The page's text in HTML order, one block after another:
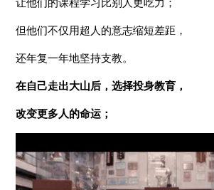
但他们不仅用超人的意志缩短差距，
还年复一年地坚持支教。
在自己走出大山后，选择投身教育，
改变更多人的命运；